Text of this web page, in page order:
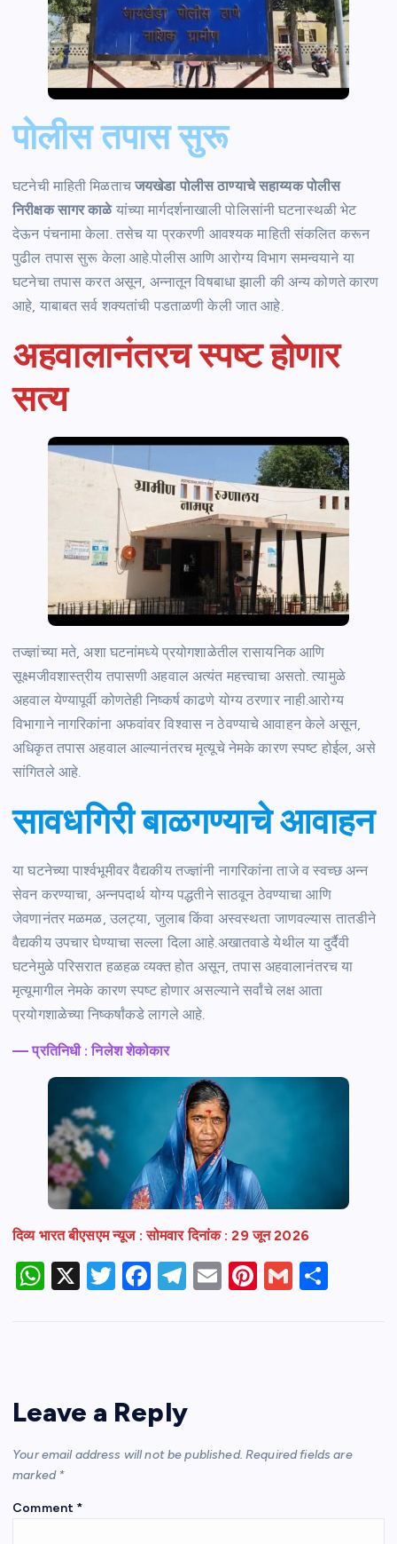
पोलीस तपास सुरू
घटनेची माहिती मिळताचजयखेडा पोलीस ठाण्याचे सहाय्यक पोलीस
निरीक्षक सागर काळेयांच्या मार्गदर्शनाखाली पोलिसांनी घटनास्थळी भेट
देऊन पंचनामा केला. तसेच या प्रकरणी आवश्यक माहिती संकलित करून
पुढील तपास सुरू केला आहे.पोलीस आणि आरोग्य विभाग समन्वयाने या
घटनेचा तपास करत असून, अन्नातून विषबाधा झाली की अन्य कोणते कारण
आहे, याबाबत सर्व शक्यतांची पडताळणी केली जात आहे.
अहवालानंतरच स्पष्ट होणार
सत्य
तज्ज्ञांच्या मते, अशा घटनांमध्ये प्रयोगशाळेतील रासायनिक आणि
सूक्ष्मजीवशास्त्रीय तपासणी अहवाल अत्यंत महत्त्वाचा असतो. त्यामुळे
अहवाल येण्यापूर्वी कोणतेही निष्कर्ष काढणे योग्य ठरणार नाही.आरोग्य
विभागाने नागरिकांना अफवांवर विश्वास न ठेवण्याचे आवाहन केले असून,
अधिकृत तपास अहवाल आल्यानंतरच मृत्यूचे नेमके कारण स्पष्ट होईल, असे
सांगितले आहे.
सावधगिरी बाळगण्याचे आवाहन
या घटनेच्या पार्श्वभूमीवर वैद्यकीय तज्ज्ञांनी नागरिकांना ताजे व स्वच्छ अन्न
सेवन करण्याचा, अन्नपदार्थ योग्य पद्धतीने साठवून ठेवण्याचा आणि
जेवणानंतर मळमळ, उलट्या, जुलाब किंवा अस्वस्थता जाणवल्यास तातडीने
वैद्यकीय उपचार घेण्याचा सल्ला दिला आहे.अखातवाडे येथील या दुर्दैवी
घटनेमुळे परिसरात हळहळ व्यक्त होत असून, तपास अहवालानंतरच या
मृत्यूमागील नेमके कारण स्पष्ट होणार असल्याने सर्वांचे लक्ष आता
प्रयोगशाळेच्या निष्कर्षांकडे लागले आहे.
— प्रतिनिधी : निलेश शेकोकार
दिव्य भारत बीएसएम न्यूज : सोमवार दिनांक : 29 जून 2026
W
p
p
X
T
F
o
o
T
m
E
Pi
G
Leave a Reply
Your email address will not be published. Required fields are
marked *
Comment *